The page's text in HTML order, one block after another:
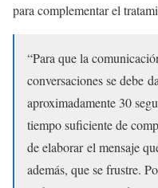
para complementar el
“Para que la
conversaciones se debe
aproximadamente 30
tiempo suficiente de
de elaborar el mensaje
además, que se frustre.